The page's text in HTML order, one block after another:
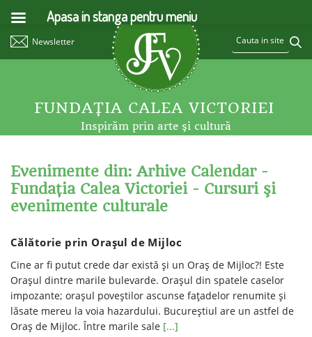
Newsletter
FUNDAŢIA CALEA VICTORIEI
Inspirăm prin arte şi cultură
Evenimente din: Arhive Calendar -
Fundaţia Calea Victoriei - Cursuri şi
evenimente culturale
Călătorie prin Oraşul de Mijloc
Cine ar fi putut crede dar există şi un Oraş de Mijloc?! Este
Oraşul dintre marile bulevarde. Oraşul din spatele caselor
impozante; oraşul poveştilor ascunse faţadelor renumite şi
lăsate mereu la voia hazardului. Bucureştiul are un astfel de
Oraş de Mijloc. Între marile sale [...]
Apasa in stanga pentru meniu